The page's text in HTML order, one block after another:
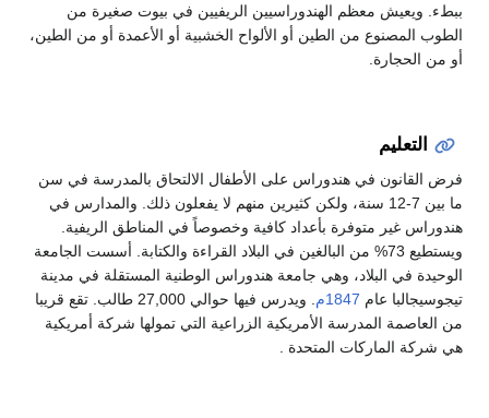
معظم الهندوراسيين الريفيين في بيوت صغيرة من
من الطين أو الألواح الخشبية أو الأعمدة أو من الطين،
في هندوراس على الأطفال الالتحاق بالمدرسة في سن
ما بين 7-12 سنة، ولكن كثيرين منهم لا يفعلون ذلك. والمدارس في
غير متوفرة بأعداد كافية وخصوصاً في المناطق الريفية.
ويستطيع 73% من البالغين في البلاد القراءة والكتابة. أسست الجامعة
في البلاد، وهي جامعة هندوراس الوطنية المستقلة في مدينة
عام1847م
. ويدرس فيها حوالي 27,000 طالب. تقع قريبا
المدرسة الأمريكية الزراعية التي تمولها شركة أمريكية
الماركات المتحدة .